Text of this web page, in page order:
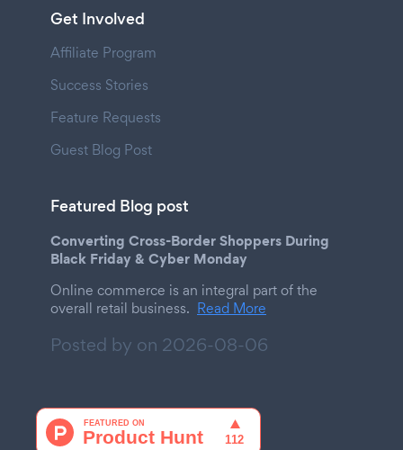
Get Involved
Affiliate Program
Success Stories
Feature Requests
Guest Blog Post
Featured Blog post
Converting Cross-Border Shoppers During
Black Friday & Cyber Monday
Online commerce is an integral part of the
overall retail business. Read More
Posted by on 2026-08-06